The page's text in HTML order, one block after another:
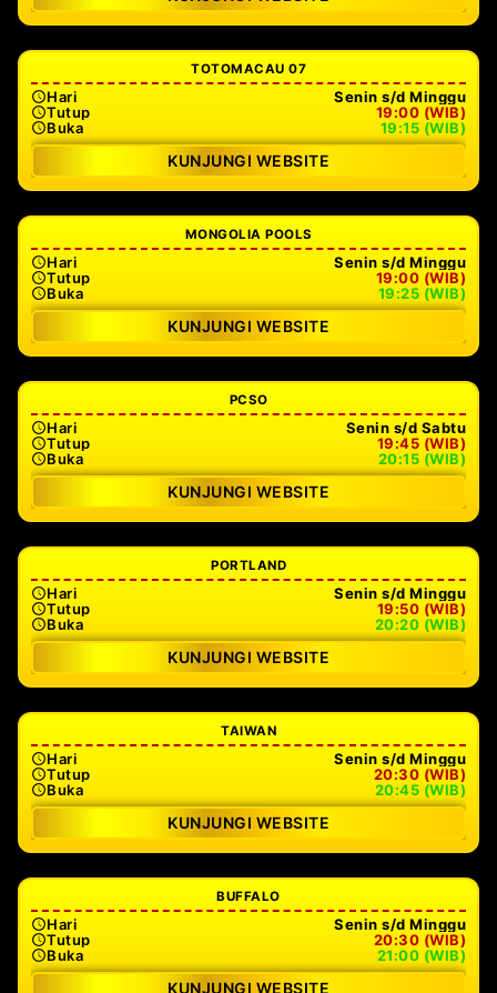
TOTOMACAU 07
Hari
Senin s/d Minggu
Tutup
19:00 (WIB)
Buka
19:15 (WIB)
KUNJUNGI WEBSITE
MONGOLIA POOLS
Hari
Senin s/d Minggu
Tutup
19:00 (WIB)
Buka
19:25 (WIB)
KUNJUNGI WEBSITE
PCSO
Hari
Senin s/d Sabtu
Tutup
19:45 (WIB)
Buka
20:15 (WIB)
KUNJUNGI WEBSITE
PORTLAND
Hari
Senin s/d Minggu
Tutup
19:50 (WIB)
Buka
20:20 (WIB)
KUNJUNGI WEBSITE
TAIWAN
Hari
Senin s/d Minggu
Tutup
20:30 (WIB)
Buka
20:45 (WIB)
KUNJUNGI WEBSITE
BUFFALO
Hari
Senin s/d Minggu
Tutup
20:30 (WIB)
Buka
21:00 (WIB)
KUNJUNGI WEBSITE